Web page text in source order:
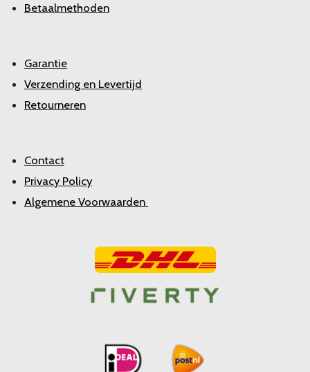
Betaalmethoden
Garantie
Verzending en Levertijd
Retourneren
Contact
Privacy Policy
Algemene Voorwaarden